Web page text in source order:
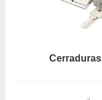
Cerraduras